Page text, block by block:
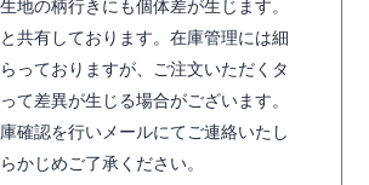
地の柄行きにも個体差が生じます。
共有しております。在庫管理には細
っておりますが、ご注文いただくタ
て差異が生じる場合がございます。
確認を行いメールにてご連絡いたし
かじめご了承ください。